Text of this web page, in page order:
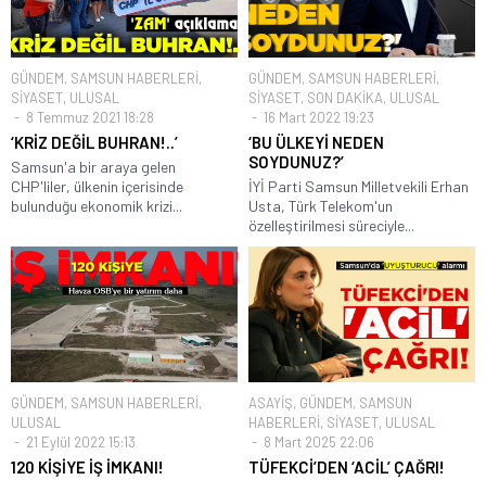
GÜNDEM, SAMSUN HABERLERİ,
SİYASET, ULUSAL
8 Temmuz 2021 18:28
‘KRİZ DEĞİL BUHRAN!..’
Samsun'a bir araya gelen
CHP'liler, ülkenin içerisinde
bulunduğu ekonomik krizi...
GÜNDEM, SAMSUN HABERLERİ,
SİYASET, SON DAKİKA, ULUSAL
16 Mart 2022 19:23
‘BU ÜLKEYİ NEDEN
SOYDUNUZ?’
İYİ Parti Samsun Milletvekili Erhan
Usta, Türk Telekom'un
özelleştirilmesi süreciyle...
GÜNDEM, SAMSUN HABERLERİ,
ULUSAL
21 Eylül 2022 15:13
120 KİŞİYE İŞ İMKANI!
ASAYİŞ, GÜNDEM, SAMSUN
HABERLERİ, SİYASET, ULUSAL
8 Mart 2025 22:06
TÜFEKCİ’DEN ‘ACİL’ ÇAĞRI!